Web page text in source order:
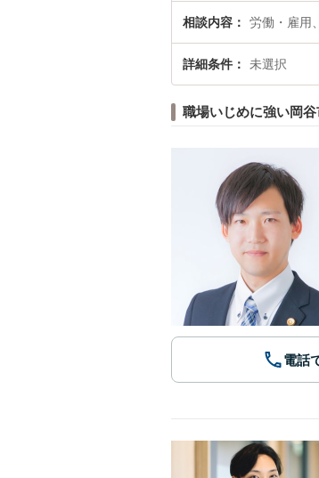
相談内容 労働・雇用
詳細条件 未選択
職場いじめに強い岡
電話